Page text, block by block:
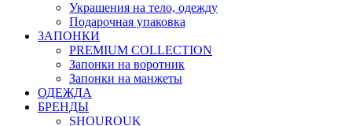
Украшения на тело, одежду
Подарочная упаковка
ЗАПОНКИ
PREMIUM COLLECTION
Запонки на воротник
Запонки на манжеты
ОДЕЖДА
БРЕНДЫ
SHOUROUK